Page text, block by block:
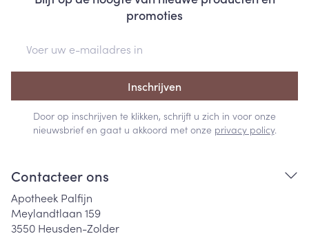
promoties
Inschrijven
Door op inschrijven te klikken, schrijft u zich in voor onze
nieuwsbrief en gaat u akkoord met onze privacy policy.
Contacteer ons
Apotheek Palfijn
Meylandtlaan 159
3550 Heusden-Zolder